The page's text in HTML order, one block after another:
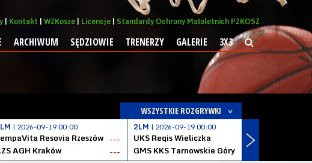
Kontakt WZKosze Licencje Standardy Ochrony Małoletnich PZKOSZ
ARCHIWUM SĘDZIOWIE TRENERZY GALERIE 3X3
WSZYSTKIE ROZGRYWKI
| 2026-09-19 00:00
Resovia Rzeszów ---
AGH Kraków
---
2LM | 2026-09-19 00:00
UKS Regis Wieliczka
---
GMS KKS Tarnowskie Góry